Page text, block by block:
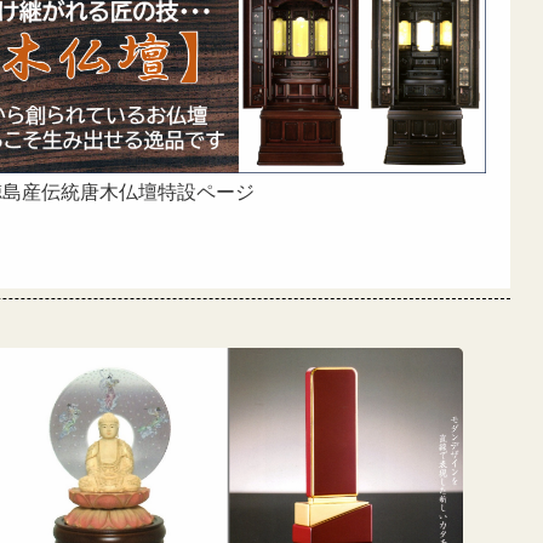
産伝統唐木仏壇特設ページ